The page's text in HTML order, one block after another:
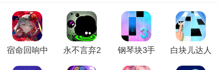
宿命回响中
永不言弃2
钢琴块3手
白块儿达人